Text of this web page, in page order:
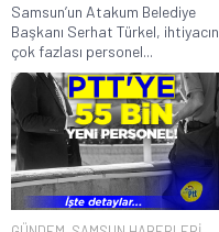
Samsun’un Atakum Belediye
Başkanı Serhat Türkel, ihtiyacın
çok fazlası personel...